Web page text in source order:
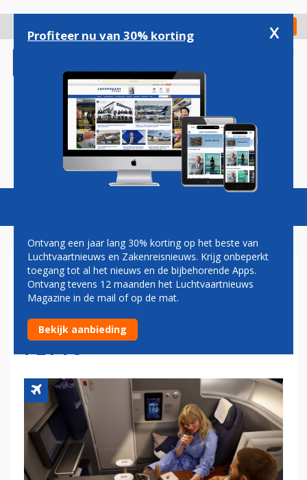
gaan
Check in
Magazine Podcasts Vacatures
OVERZICHT: DIT HEEFT DE
LUFTHANSA GROUP VOOR
KOMEND WINTERSEIZOEN IN
PETTO
Profiteer nu van 30% korting x
Ontvang een jaar lang 30% korting op het beste van
Luchtvaartnieuws en Zakenreisnieuws. Krijg onbeperkt
toegang tot al het nieuws en de bijbehorende Apps.
Ontvang tevens 12 maanden het Luchtvaartnieuws
Magazine in de mail of op de mat.
Bekijk aanbieding